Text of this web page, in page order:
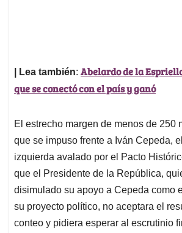
| Lea también: Abelardo de la
que se conectó con el país y ganó
El estrecho margen de menos de 250
que se impuso frente a Iván Cepeda,
izquierda avalado por el Pacto
que el Presidente de la República,
disimulado su apoyo a Cepeda como
su proyecto político, no aceptara el
conteo y pidiera esperar al escrutinio